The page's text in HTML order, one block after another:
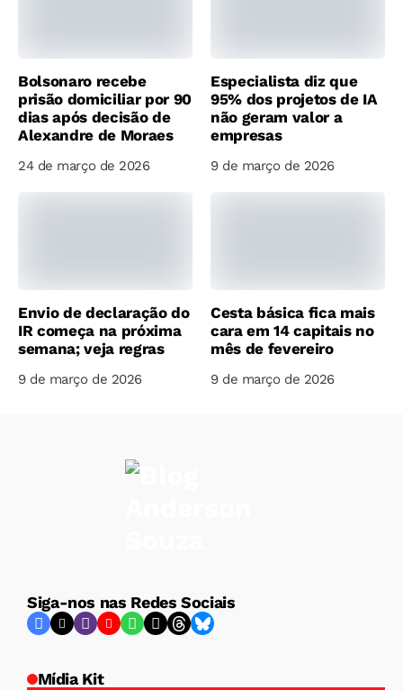
Bolsonaro recebe
prisão domiciliar por 90
dias após decisão de
Alexandre de Moraes
24 de março de 2026
Especialista diz que
95% dos projetos de IA
não geram valor a
empresas
9 de março de 2026
Envio de declaração do
IR começa na próxima
semana; veja regras
9 de março de 2026
Cesta básica fica mais
cara em 14 capitais no
mês de fevereiro
9 de março de 2026
Siga-nos nas Redes Sociais
Mídia Kit